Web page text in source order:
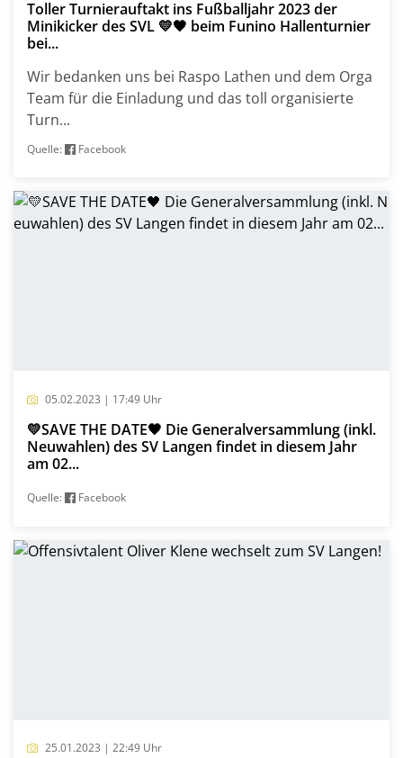
Toller Turnierauftakt ins Fußballjahr 2023 der
Minikicker des SVL 💛🖤 beim Funino Hallenturnier
bei...
Wir bedanken uns bei Raspo Lathen und dem Orga
Team für die Einladung und das toll organisierte
Turn...
Quelle: Facebook
05.02.2023 | 17:49 Uhr
💛SAVE THE DATE🖤 Die Generalversammlung (inkl.
Neuwahlen) des SV Langen findet in diesem Jahr
am 02...
Quelle: Facebook
25.01.2023 | 22:49 Uhr